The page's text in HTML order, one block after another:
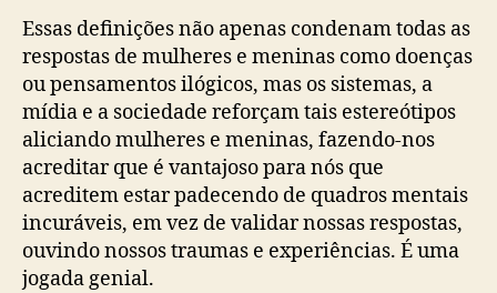
Essas definições não apenas condenam todas as
respostas de mulheres e meninas como doenças
ou pensamentos ilógicos, mas os sistemas, a
mídia e a sociedade reforçam tais estereótipos
aliciando mulheres e meninas, fazendo-nos
acreditar que é vantajoso para nós que
acreditem estar padecendo de quadros mentais
incuráveis, em vez de validar nossas respostas,
ouvindo nossos traumas e experiências. É uma
jogada genial.